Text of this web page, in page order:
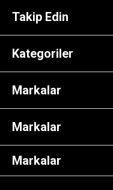
Takip Edin
Kategoriler
Markalar
Markalar
Markalar